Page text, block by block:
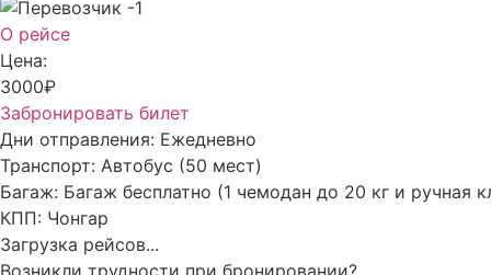
О рейсе
Цена:
3000₽
Забронировать билет
Дни отправления: Ежедневно
Транспорт: Автобус (50 мест)
Багаж: Багаж бесплатно (1 чемодан до 20 кг и ручная
КПП: Чонгар
Загрузка рейсов...
Возникли трудности при бронировании?